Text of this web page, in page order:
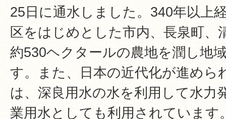
25日に通水しました。340年以上
区をはじめとした市内、長泉町、
約530ヘクタールの農地を潤し地
す。また、日本の近代化が進めら
は、深良用水の水を利用して水力
業用水としても利用されています